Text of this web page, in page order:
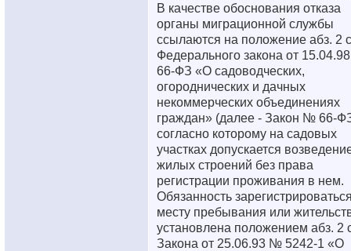
В качестве обоснования отказа
органы миграционной службы
ссылаются на положение абз. 2
Федерального закона от
66-ФЗ «О садоводческих,
огороднических и дачных
некоммерческих объединениях
граждан» (далее - Закон № 66-
согласно которому на садовых
участках допускается
жилых строений без права
регистрации проживания в нем.
Обязанность
месту пребывания или
установлена положением абз. 2
Закона от 25.06.93 № 5242-1 «О